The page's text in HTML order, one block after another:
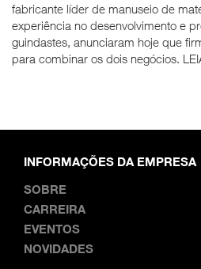
fabricante líder de manuseio de
experiência no desenvolvimento e
guindastes, anunciaram hoje que
para combinar os dois negócios.
INFORMAÇÕES DA EMPRESA
SOBRE
CARREIRA
EVENTOS
NOVIDADES